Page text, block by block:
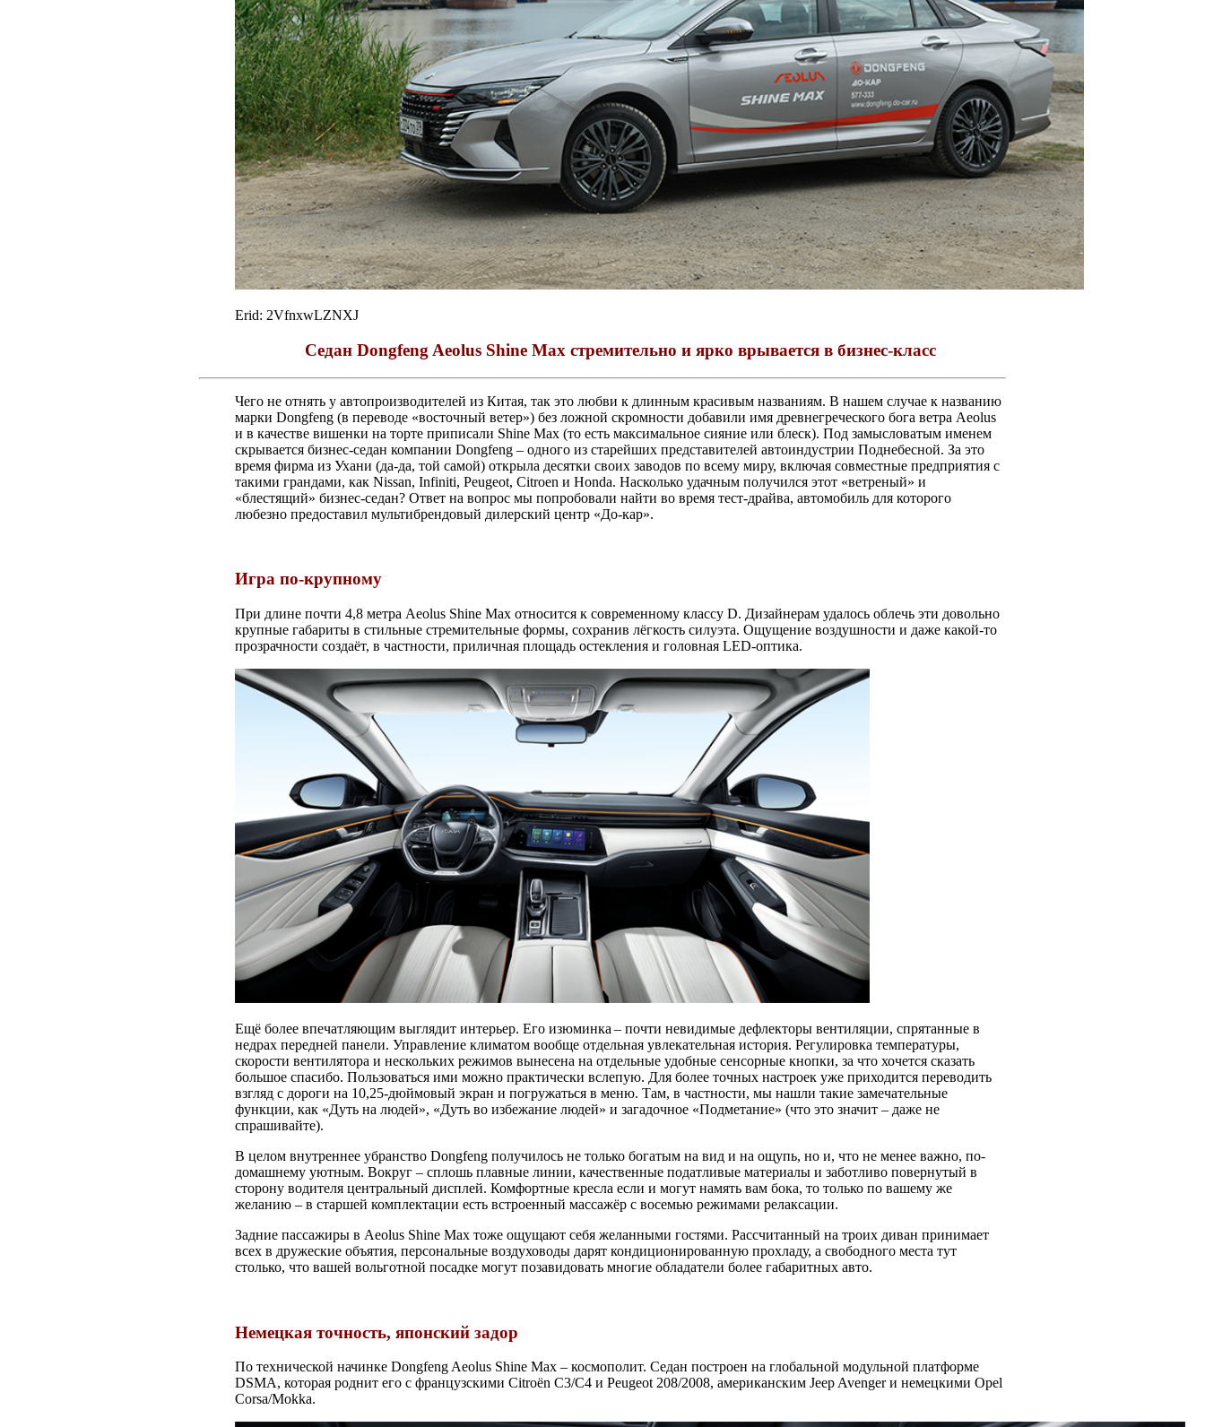
Erid: 2VfnxwLZNXJ
Седан Dongfeng Aeolus Shine Max стремительно и ярко врывается в бизнес-класс
Чего не отнять у автопроизводителей из Китая, так это любви к длинным красивым названиям. В нашем случае к названию
марки Dongfeng (в переводе «восточный ветер») без ложной скромности добавили имя древнегреческого бога ветра Aeolus
и в качестве вишенки на торте приписали Shine Max (то есть максимальное сияние или блеск). Под замысловатым именем
скрывается бизнес-седан компании Dongfeng – одного из старейших представителей автоиндустрии Поднебесной. За это
время фирма из Ухани (да-да, той самой) открыла десятки своих заводов по всему миру, включая совместные предприятия с
такими грандами, как Nissan, Infiniti, Peugeot, Citroen и Honda. Насколько удачным получился этот «ветреный» и
«блестящий» бизнес-седан? Ответ на вопрос мы попробовали найти во время тест-драйва, автомобиль для которого
любезно предоставил мультибрендовый дилерский центр «До-кар».
Игра по-крупному
При длине почти 4,8 метра Aeolus Shine Max относится к современному классу D. Дизайнерам удалось облечь эти довольно
крупные габариты в стильные стремительные формы, сохранив лёгкость силуэта. Ощущение воздушности и даже какой-то
прозрачности создаёт, в частности, приличная площадь остекления и головная LED-оптика.
Ещё более впечатляющим выглядит интерьер. Его изюминка – почти невидимые дефлекторы вентиляции, спрятанные в
недрах передней панели. Управление климатом вообще отдельная увлекательная история. Регулировка температуры,
скорости вентилятора и нескольких режимов вынесена на отдельные удобные сенсорные кнопки, за что хочется сказать
большое спасибо. Пользоваться ими можно практически вслепую. Для более точных настроек уже приходится переводить
взгляд с дороги на 10,25-дюймовый экран и погружаться в меню. Там, в частности, мы нашли такие замечательные
функции, как «Дуть на людей», «Дуть во избежание людей» и загадочное «Подметание» (что это значит – даже не
спрашивайте).
В целом внутреннее убранство Dongfeng получилось не только богатым на вид и на ощупь, но и, что не менее важно, по-
домашнему уютным. Вокруг – сплошь плавные линии, качественные податливые материалы и заботливо повернутый в
сторону водителя центральный дисплей. Комфортные кресла если и могут намять вам бока, то только по вашему же
желанию – в старшей комплектации есть встроенный массажёр с восемью режимами релаксации.
Задние пассажиры в Aeolus Shine Max тоже ощущают себя желанными гостями. Рассчитанный на троих диван принимает
всех в дружеские объятия, персональные воздуховоды дарят кондиционированную прохладу, а свободного места тут
столько, что вашей вольготной посадке могут позавидовать многие обладатели более габаритных авто.
Немецкая точность, японский задор
По технической начинке Dongfeng Aeolus Shine Max – космополит. Седан построен на глобальной модульной платформе
DSMA, которая роднит его с французскими Citroёn C3/C4 и Peugeot 208/2008, американским Jeep Avenger и немецкими Opel
Corsa/Mokka.